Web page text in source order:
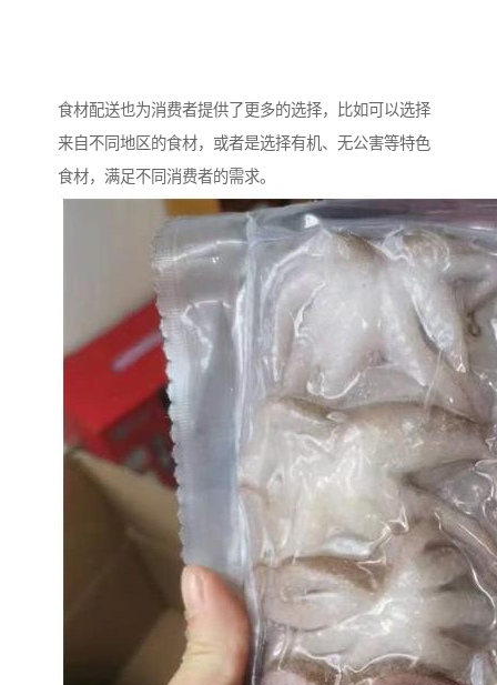
食材配送也为消费者提供了更多的选择，比如可以选择
来自不同地区的食材，或者是选择有机、无公害等特色
食材，满足不同消费者的需求。